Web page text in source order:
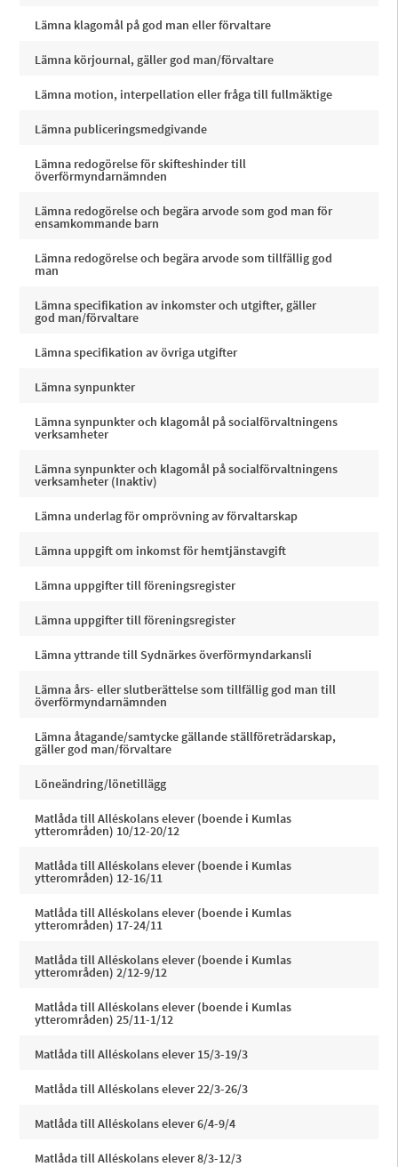
Lämna klagomål på god man eller förvaltare
Lämna körjournal, gäller god man/förvaltare
Lämna motion, interpellation eller fråga till fullmäktige
Lämna publiceringsmedgivande
Lämna redogörelse för skifteshinder till
överförmyndarnämnden
Lämna redogörelse och begära arvode som god man för
ensamkommande barn
Lämna redogörelse och begära arvode som tillfällig god
man
Lämna specifikation av inkomster och utgifter, gäller
god man/förvaltare
Lämna specifikation av övriga utgifter
Lämna synpunkter
Lämna synpunkter och klagomål på socialförvaltningens
verksamheter
Lämna synpunkter och klagomål på socialförvaltningens
verksamheter (Inaktiv)
Lämna underlag för omprövning av förvaltarskap
Lämna uppgift om inkomst för hemtjänstavgift
Lämna uppgifter till föreningsregister
Lämna uppgifter till föreningsregister
Lämna yttrande till Sydnärkes överförmyndarkansli
Lämna års- eller slutberättelse som tillfällig god man till
överförmyndarnämnden
Lämna åtagande/samtycke gällande ställföreträdarskap,
gäller god man/förvaltare
Löneändring/lönetillägg
Matlåda till Alléskolans elever (boende i Kumlas
ytterområden) 10/12-20/12
Matlåda till Alléskolans elever (boende i Kumlas
ytterområden) 12-16/11
Matlåda till Alléskolans elever (boende i Kumlas
ytterområden) 17-24/11
Matlåda till Alléskolans elever (boende i Kumlas
ytterområden) 2/12-9/12
Matlåda till Alléskolans elever (boende i Kumlas
ytterområden) 25/11-1/12
Matlåda till Alléskolans elever 15/3-19/3
Matlåda till Alléskolans elever 22/3-26/3
Matlåda till Alléskolans elever 6/4-9/4
Matlåda till Alléskolans elever 8/3-12/3